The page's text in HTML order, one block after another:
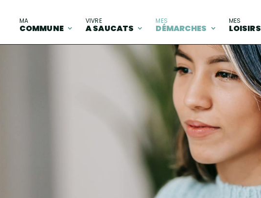
MA
COMMUNE
VIVRE
A SAUCATS
MES
DÉMARCHES
MES
LOISIRS